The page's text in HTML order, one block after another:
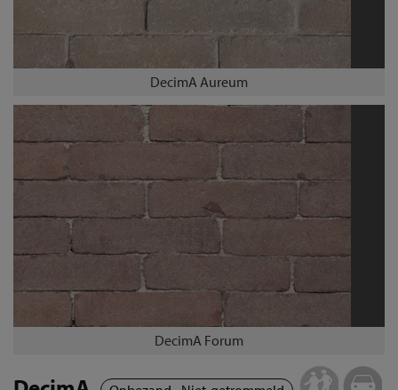
DecimA Aureum
DecimA Forum